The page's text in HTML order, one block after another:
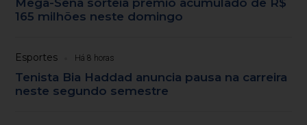
Mega-Sena sorteia prêmio acumulado de R$
165 milhões neste domingo
Esportes Há 8 horas
Tenista Bia Haddad anuncia pausa na carreira
neste segundo semestre